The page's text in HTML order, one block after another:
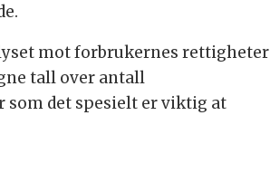
mot forbrukernes rettigheter
tall over antall
det spesielt er viktig at